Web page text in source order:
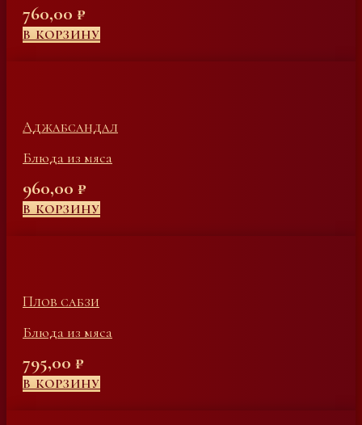
760,00 ₽
В КОРЗИНУ
Аджабсандал
Блюда из мяса
960,00 ₽
В КОРЗИНУ
Плов сабзи
Блюда из мяса
795,00 ₽
В КОРЗИНУ